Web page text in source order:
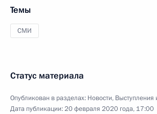
Темы
СМИ
Статус материала
Опубликован в разделах: Новости, Выступления
Дата публикации:20 февраля 2020 года, 17:00